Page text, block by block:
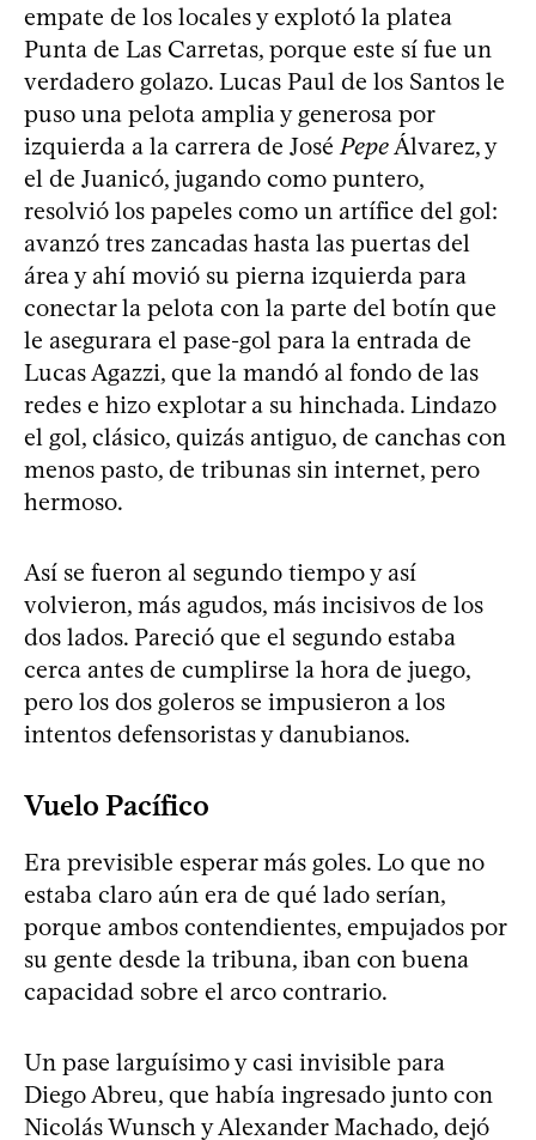
empate de los locales y explotó la platea
Punta de Las Carretas, porque este sí fue un
verdadero golazo. Lucas Paul de los Santos le
puso una pelota amplia y generosa por
izquierda a la carrera de José Pepe Álvarez, y
el de Juanicó, jugando como puntero,
resolvió los papeles como un artífice del gol:
avanzó tres zancadas hasta las puertas del
área y ahí movió su pierna izquierda para
conectar la pelota con la parte del botín que
le asegurara el pase-gol para la entrada de
Lucas Agazzi, que la mandó al fondo de las
redes e hizo explotar a su hinchada. Lindazo
el gol, clásico, quizás antiguo, de canchas con
menos pasto, de tribunas sin internet, pero
hermoso.
Así se fueron al segundo tiempo y así
volvieron, más agudos, más incisivos de los
dos lados. Pareció que el segundo estaba
cerca antes de cumplirse la hora de juego,
pero los dos goleros se impusieron a los
intentos defensoristas y danubianos.
Vuelo Pacífico
Era previsible esperar más goles. Lo que no
estaba claro aún era de qué lado serían,
porque ambos contendientes, empujados por
su gente desde la tribuna, iban con buena
capacidad sobre el arco contrario.
Un pase larguísimo y casi invisible para
Diego Abreu, que había ingresado junto con
Nicolás Wunsch y Alexander Machado, dejó